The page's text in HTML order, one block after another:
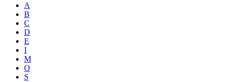
A
B
C
D
E
I
M
O
S